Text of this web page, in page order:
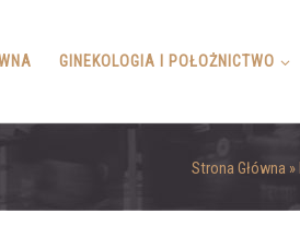
GINEKOLOGIA I POŁOŻNICTWO
Strona Główna »